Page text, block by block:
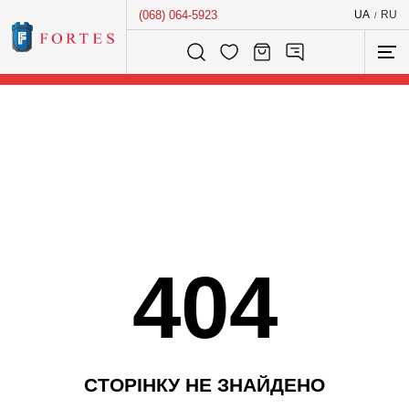
(068) 064-5923 UA / RU
Розумний пошук...
404
СТОРІНКУ НЕ ЗНАЙДЕНО